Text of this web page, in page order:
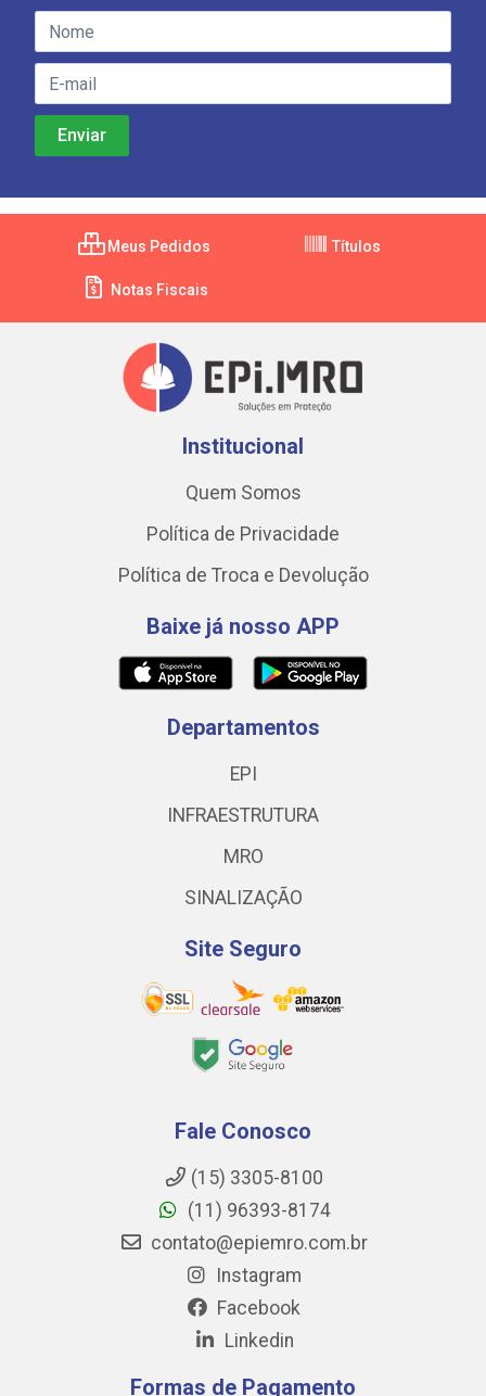
Meus Pedidos Títulos
Notas Fiscais
Institucional
Quem Somos
Política de Privacidade
Política de Troca e Devolução
Baixe já nosso APP
Departamentos
EPI
INFRAESTRUTURA
MRO
SINALIZAÇÃO
Site Seguro
Fale Conosco
(15) 3305-8100
(11) 96393-8174
contato@epiemro.com.br
Instagram
Facebook
Linkedin
Formas de Pagamento